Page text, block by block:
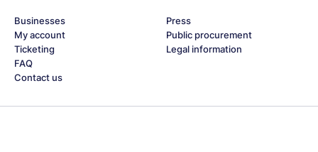
Businesses
My account
Ticketing
FAQ
Contact us
Press
Public procurement
Legal information